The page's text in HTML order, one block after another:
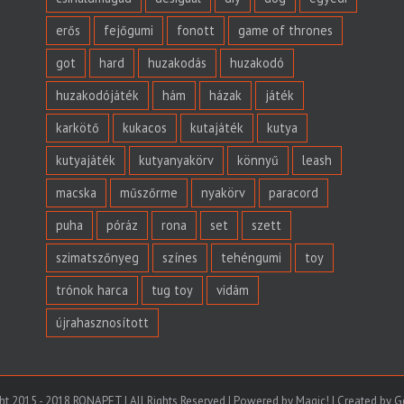
erős
fejőgumi fonott
game of thrones
got
hard huzakodás
huzakodó
huzakodójáték
hám házak
játék
karkötő
kukacos kutajáték
kutya
kutyajáték
kutyanyakörv könnyű
leash
macska
műszőrme nyakörv
paracord
puha
póráz rona set
szett
szimatszőnyeg
színes tehéngumi
toy
trónok harca
tug toy
vidám
újrahasznosított
2015 - 2018 RONAPET | All Rights Reserved | Powered by Magic! | Created by